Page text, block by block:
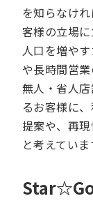
を知らなけ
客様の立場
人口を増や
や長時間営業
無人・省人
るお客様に
提案や、再
と考えていま